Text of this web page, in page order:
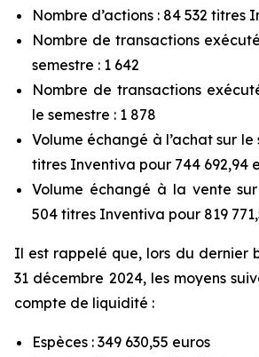
Nombre d’actions : 84 532 titres
Nombre de transactions
semestre : 1 642
Nombre de transactions
le semestre : 1 878
Volume échangé à l’achat sur le
titres Inventiva pour 744 692,94
Volume échangé à la vente
504 titres Inventiva pour 819
Il est rappelé que, lors du dernier
31 décembre 2024, les moyens
compte de liquidité :
Espèces : 349 630,55 euros